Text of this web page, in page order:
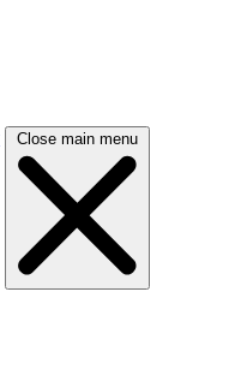
Close main menu